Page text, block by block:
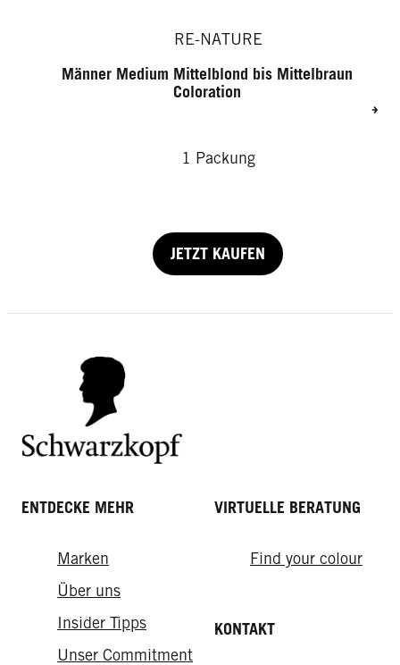
RE-NATURE
Männer Medium Mittelblond bis Mittelbraun
Coloration
1 Packung
JETZT KAUFEN
ENTDECKE MEHR
Marken
Über uns
Insider Tipps
Unser Commitment
VIRTUELLE BERATUNG
Find your colour
KONTAKT